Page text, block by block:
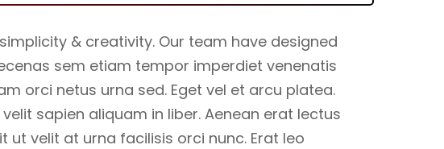
& creativity. Our team have designed
sem etiam tempor imperdiet venenatis
orci netus urna sed. Eget vel et arcu platea.
sapien aliquam in liber. Aenean erat lectus
ut velit at urna facilisis orci nunc. Erat leo